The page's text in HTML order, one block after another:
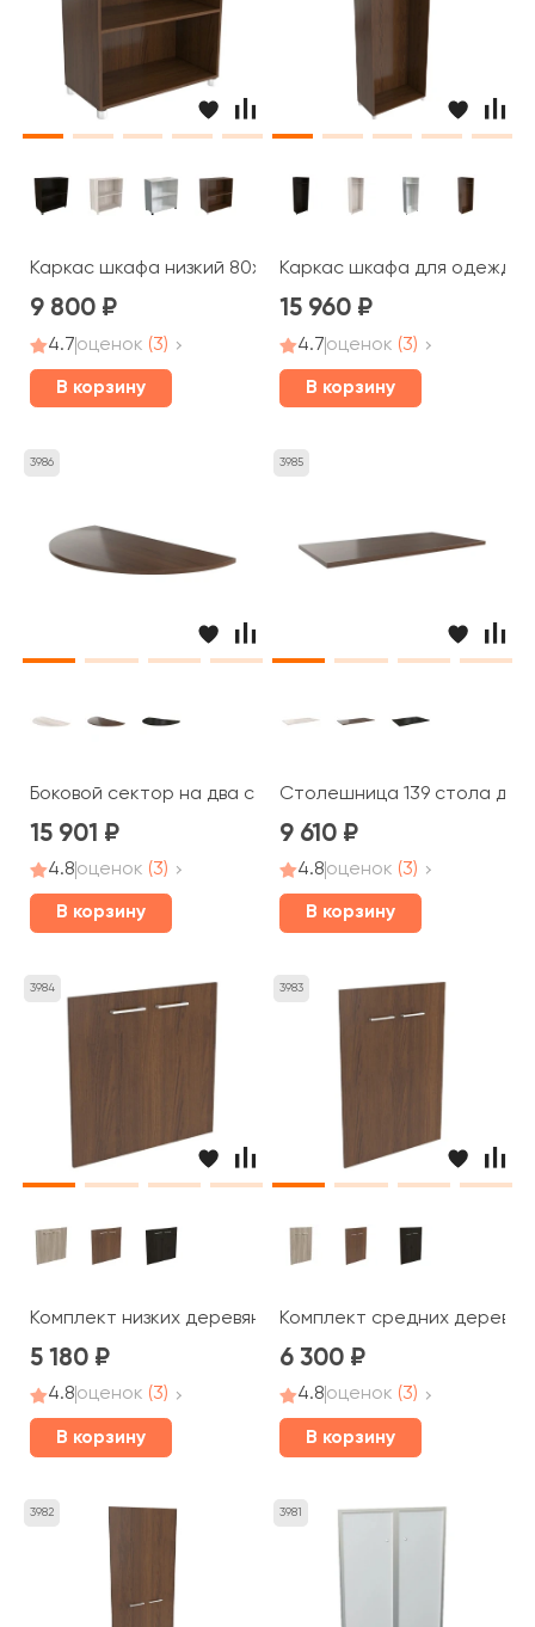
Каркас шкафа низкий 80x40x87 Blackwood, Belfast
9 800
4.7оценок (3)
В корзину
Каркас шкафа для одежды
15 960
4.7оценок (3)
В корзину
3986
Боковой сектор на два стола для переговоров
15 901
4.8оценок (3)
В корзину
3985
Столешница 139 стола
9 610
4.8оценок (3)
В корзину
3984
Комплект низких деревянных дверей, ручка скоба
5 180
4.8оценок (3)
В корзину
3983
Комплект средних
6 300
4.8оценок (3)
В корзину
3982 3981